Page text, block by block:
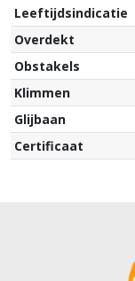
Leeftijdsindicatie
Overdekt
Obstakels
Klimmen
Glijbaan
Certificaat